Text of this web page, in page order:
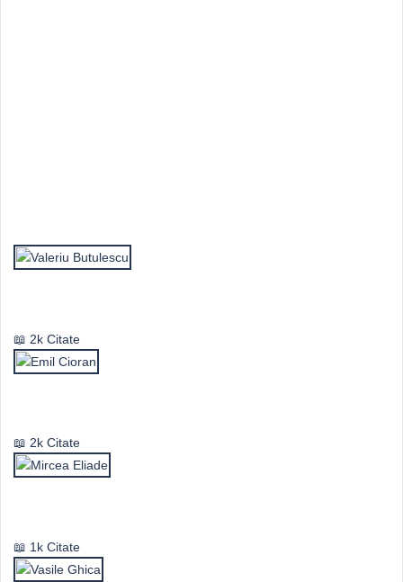
2k Citate
2k Citate
1k Citate